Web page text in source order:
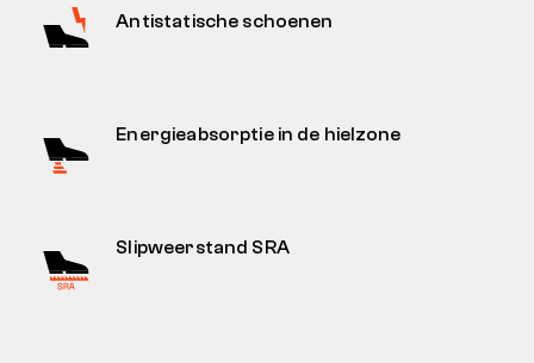
Antistatische schoenen
Energieabsorptie in de hielzone
Slipweerstand SRA